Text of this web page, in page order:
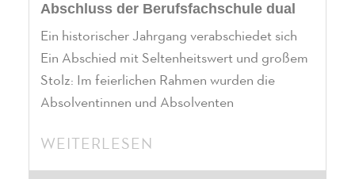
Abschluss der Berufsfachschule dual
Ein historischer Jahrgang verabschiedet sich
Ein Abschied mit Seltenheitswert und großem
Stolz: Im feierlichen Rahmen wurden die
Absolventinnen und Absolventen
WEITERLESEN